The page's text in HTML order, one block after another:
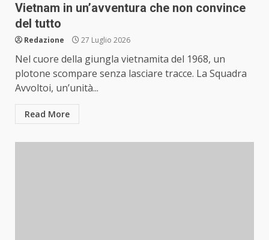
Vietnam in un’avventura che non convince
del tutto
Redazione 27 Luglio 2026
Nel cuore della giungla vietnamita del 1968, un
plotone scompare senza lasciare tracce. La Squadra
Avvoltoi, un’unità...
Read More